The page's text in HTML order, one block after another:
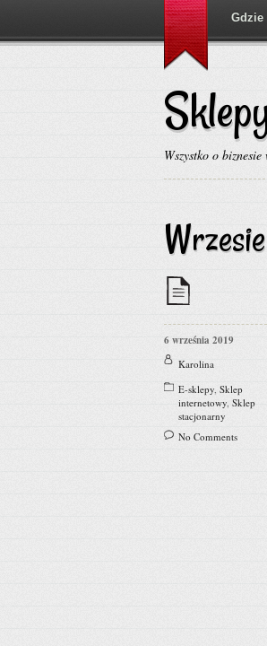
Wszystko o biznesie
Gdzie
6 września 2019
Karolina
E-sklepy, Sklep
internetowy, Sklep
stacjonarny
No Comments